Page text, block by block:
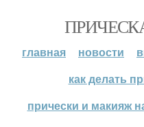
главная новости
как делать
прически и макияж